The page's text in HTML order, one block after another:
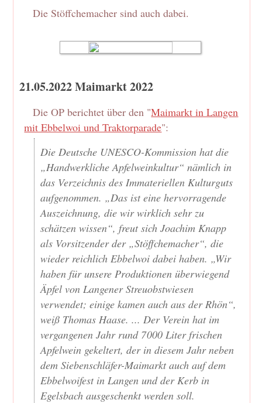
Die Stöffchemacher sind auch dabei.
21.05.2022 Maimarkt 2022
Die OP berichtet über den "Maimarkt in Langen
mit Ebbelwoi und Traktorparade":
Die Deutsche UNESCO-Kommission hat die
„Handwerkliche Apfelweinkultur“ nämlich in
das Verzeichnis des Immateriellen Kulturguts
aufgenommen. „Das ist eine hervorragende
Auszeichnung, die wir wirklich sehr zu
schätzen wissen“, freut sich Joachim Knapp
als Vorsitzender der „Stöffchemacher“, die
wieder reichlich Ebbelwoi dabei haben. „Wir
haben für unsere Produktionen überwiegend
Äpfel von Langener Streuobstwiesen
verwendet; einige kamen auch aus der Rhön“,
weiß Thomas Haase. ... Der Verein hat im
vergangenen Jahr rund 7 000 Liter frischen
Apfelwein gekeltert, der in diesem Jahr neben
dem Siebenschläfer-Maimarkt auch auf dem
Ebbelwoifest in Langen und der Kerb in
Egelsbach ausgeschenkt werden soll.